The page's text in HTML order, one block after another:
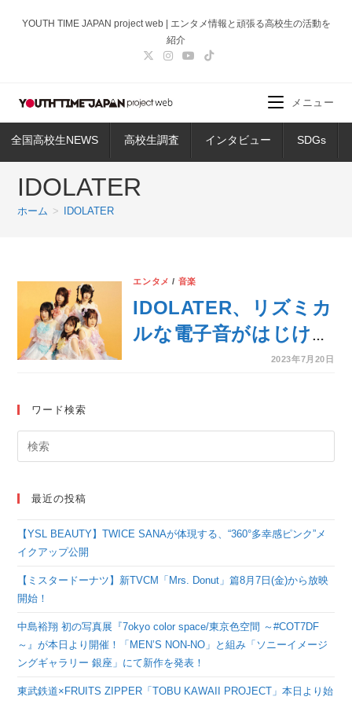
ス
ッ
YOUTH TIME JAPAN project web | エンタメ情報と頑張る高校生の活動を
紹介
全国高校生NEWS 高校生調査 インタビュー SDGs
メニュー
IDOLATER
ホーム > IDOLATER
エンタメ / 音楽
IDOLATER、リズミカ
ルな電子音がはじける
新曲「Promise」を配
戦！
2023年7月20日
ワード検索
最近の投稿
【YSL BEAUTY】TWICE SANAが体現する、“360°多幸感ピンク”メ
イクアップ公開
【ミスタードーナツ】新TVCM「Mrs. Donut」篇8月7日(金)から放映
開始！
中島裕翔 初の写真展『7okyo color space/東京色空間 ～#COT7DF
～』が本日より開催！「MEN’S NON-NO」と組み「ソニーイメージ
ングギャラリー 銀座」にて新作を発表！
東武鉄道×FRUITS ZIPPER「TOBU KAWAII PROJECT」本日より始